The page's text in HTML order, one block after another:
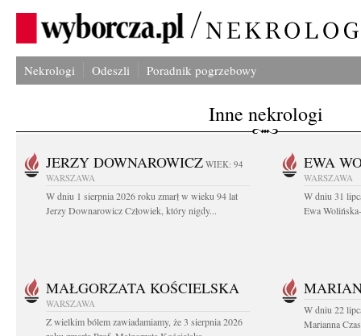
Nekrologi Odeszli Poradnik pogrzebowy
Inne nekrologi
JERZY DOWNAROWICZ WIEK: 94
WARSZAWA
W dniu 1 sierpnia 2026 roku zmarł w wieku 94 lat
Jerzy Downarowicz Człowiek, który nigdy...
EWA
WARSZAWA
W dniu 31
Ewa
MAŁGORZATA KOŚCIELSKA
WARSZAWA
Z wielkim bólem zawiadamiamy, że 3 sierpnia 2026
W dniu 22
Marianna